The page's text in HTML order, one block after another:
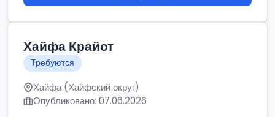
Хайфа Крайот
Требуются
Хайфа (Хайфский округ)
Опубликовано: 07.06.2026